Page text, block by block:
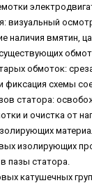
визуальный
наличия вмятин,
обмоток:
фиксация схемы
статора:
и очистка от
изолирующих
пазы статора.
катушечных